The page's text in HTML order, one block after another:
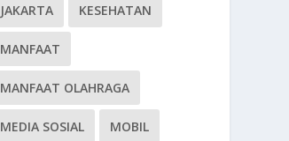
JAKARTA KESEHATAN
MANFAAT
MANFAAT OLAHRAGA
MEDIA SOSIAL MOBIL